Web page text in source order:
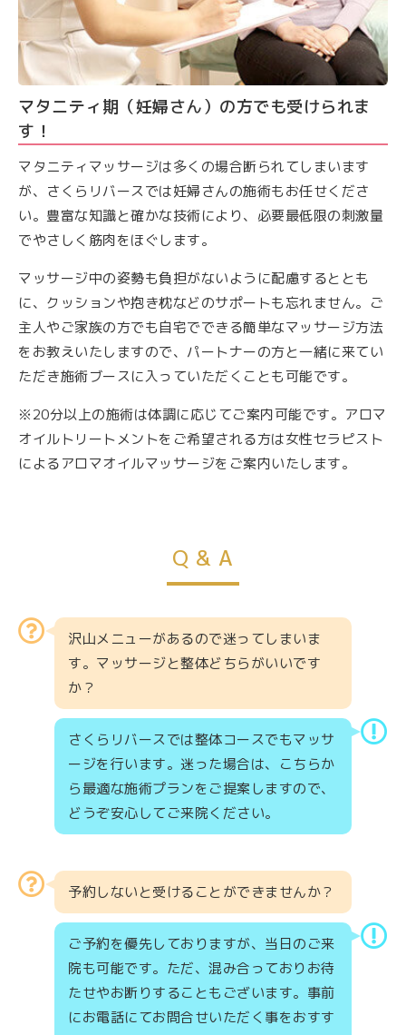
マタニティ期（妊婦さん）の方でも受けられま
す！
マタニティマッサージは多くの場合断られてしまいます
が、さくらリバースでは妊婦さんの施術もお任せくださ
い。豊富な知識と確かな技術により、必要最低限の刺激量
でやさしく筋肉をほぐします。
マッサージ中の姿勢も負担がないように配慮するととも
に、クッションや抱き枕などのサポートも忘れません。ご
主人やご家族の方でも自宅でできる簡単なマッサージ方法
をお教えいたしますので、パートナーの方と一緒に来てい
ただき施術ブースに入っていただくことも可能です。
※20分以上の施術は体調に応じてご案内可能です。アロマ
オイルトリートメントをご希望される方は女性セラピスト
によるアロマオイルマッサージをご案内いたします。
Q & A
沢山メニューがあるので迷ってしまいま
す。マッサージと整体どちらがいいです
か？
さくらリバースでは整体コースでもマッサ
ージを行います。迷った場合は、こちらか
ら最適な施術プランをご提案しますので、
どうぞ安心してご来院ください。
予約しないと受けることができませんか？
ご予約を優先しておりますが、当日のご来
院も可能です。ただ、混み合っておりお待
たせやお断りすることもございます。事前
にお電話にてお問合せいただく事をおすす